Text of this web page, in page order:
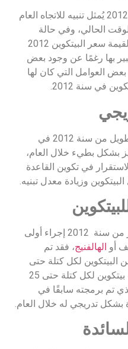
كان النمو المستمر للأسعار بعام 2012 يُمثل تنبيه للاتجاه العام
الحالي، وفي حالة
القيام بدراسة المخطط الموضح لقيمة سعر البيتكوين 2012
بها رغمًا عن وجود بعض
العوامل التي كان لها
في سنة 2012.
استغرقت عملة البيتكوين وقت طويل من سنة 2012 في
بشكل بطيء خلال العام،
في تكوين القاعدة
وزيادة معدل تبنيه.
شهدت البيتكوين في شهر نوفمبر من سنة 2012 إجراء أولى
أو الهالفنيج، فقد تم
البيتكوين لكل كتلة حتى
النصف، أي انخفاض العدد من 50 بيتكوين لكل كتلة حتى 25
تم برمجته سابقًا في
بشكل تدريجي له خلال العام.